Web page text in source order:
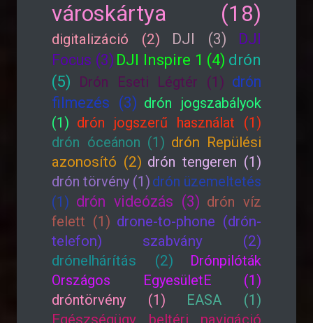
városkártya (18)
digitalizáció (2) DJI (3)
DJI
Focus (3) DJI Inspire 1 (4) drón
(5)
Drón Eseti Légtér (1) drón
filmezés (3) drón jogszabályok
(1) drón jogszerű használat (1)
drón óceánon (1) drón Repülési
azonosító (2) drón tengeren (1)
drón törvény (1) drón üzemeltetés
(1) drón videózás (3) drón víz
felett (1) drone-to-phone (drón-
telefon) szabvány (2)
drónelhárítás (2)
Drónpilóták
Országos EgyesületE (1)
dróntörvény (1)
EASA (1)
Egészségügy beltéri navigáció